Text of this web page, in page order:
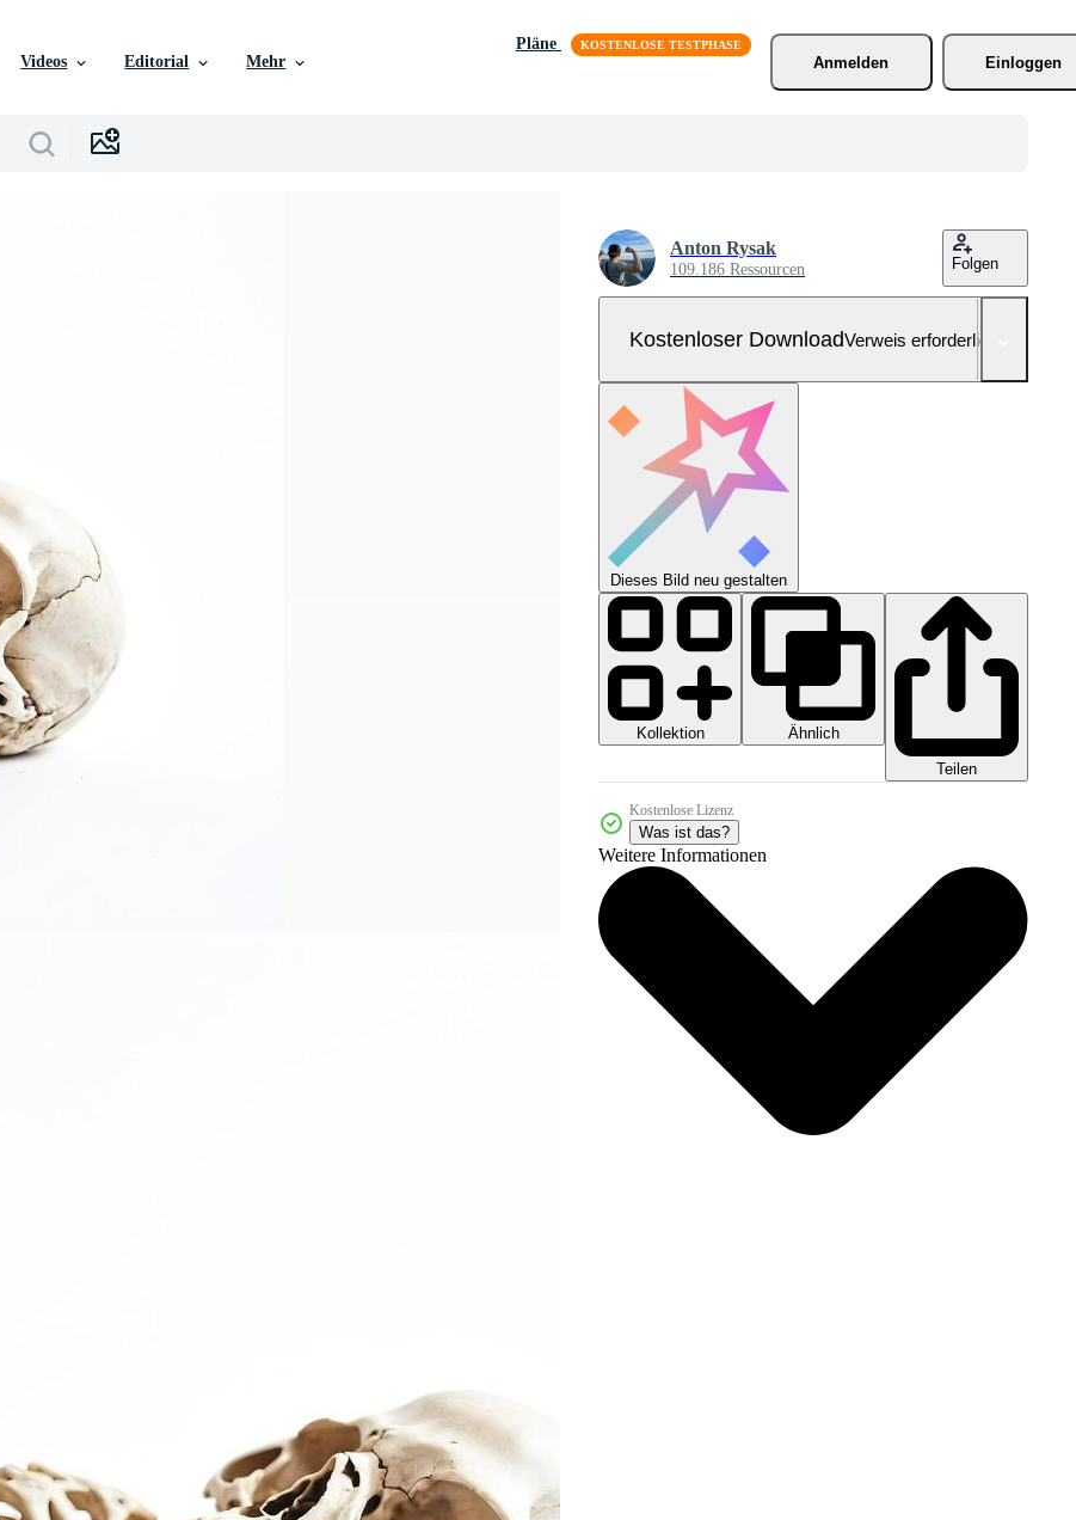
Videos Editorial Mehr
Pläne
Anmelden
Einloggen
Anton Rysak
109.186 Ressourcen Folgen
Kostenloser DownloadVerweis erforderlich
Dieses Bild neu gestalten
Kollektion
Ähnlich
Teilen
Kostenlose Lizenz
Was ist das?
Weitere Informationen